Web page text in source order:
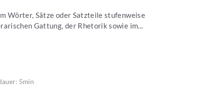
Wörter, Sätze oder Satzteile stufenweise
Gattung, der Rhetorik sowie im...
5min